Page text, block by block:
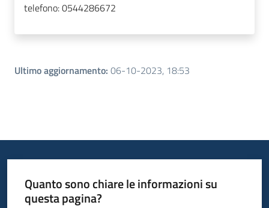
telefono:0544286672
Ultimo aggiornamento: 06-10-2023, 18:53
Quanto sono chiare le informazioni su
questa pagina?